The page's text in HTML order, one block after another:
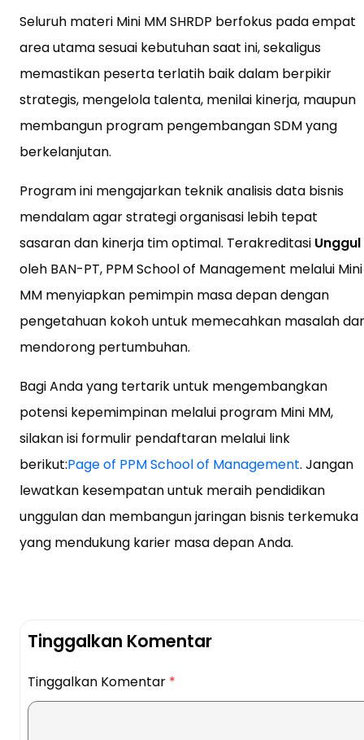
Seluruh materi Mini MM SHRDP berfokus pada empat
area utama sesuai kebutuhan saat ini, sekaligus
memastikan peserta terlatih baik dalam berpikir
strategis, mengelola talenta, menilai kinerja, maupun
membangun program pengembangan SDM yang
berkelanjutan.
Program ini mengajarkan teknik analisis data bisnis
mendalam agar strategi organisasi lebih tepat
sasaran dan kinerja tim optimal. Terakreditasi Unggul
oleh BAN-PT, PPM School of Management melalui Mini
MM menyiapkan pemimpin masa depan dengan
pengetahuan kokoh untuk memecahkan masalah
mendorong pertumbuhan.
Bagi Anda yang tertarik untuk mengembangkan
potensi kepemimpinan melalui program Mini MM,
silakan isi formulir pendaftaran melalui link
berikut:Page of PPM School of Management. Jangan
lewatkan kesempatan untuk meraih pendidikan
unggulan dan membangun jaringan bisnis terkemuka
yang mendukung karier masa depan Anda.
Tinggalkan Komentar
Tinggalkan Komentar *